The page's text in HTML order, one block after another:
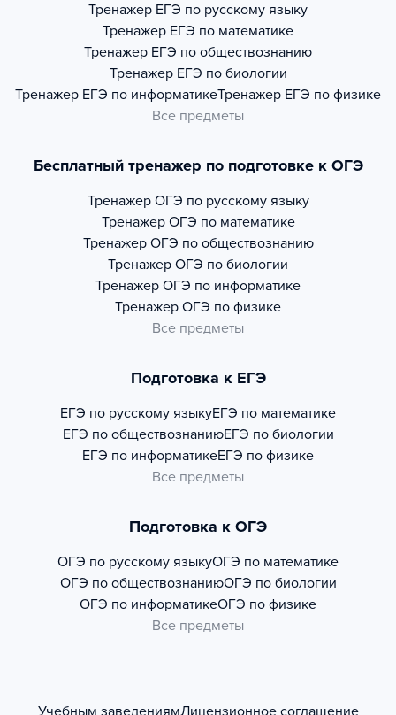
Тренажер ЕГЭ по русскому языку
Тренажер ЕГЭ по математике
Тренажер ЕГЭ по обществознанию
Тренажер ЕГЭ по биологии
Тренажер ЕГЭ по информатикеТренажер ЕГЭ по физике
Все предметы
Бесплатный тренажер по подготовке к ОГЭ
Тренажер ОГЭ по русскому языку
Тренажер ОГЭ по математике
Тренажер ОГЭ по обществознанию
Тренажер ОГЭ по биологии
Тренажер ОГЭ по информатике
Тренажер ОГЭ по физике
Все предметы
Подготовка к ЕГЭ
ЕГЭ по русскому языкуЕГЭ по математике
ЕГЭ по обществознаниюЕГЭ по биологии
ЕГЭ по информатикеЕГЭ по физике
Все предметы
Подготовка к ОГЭ
ОГЭ по русскому языкуОГЭ по математике
ОГЭ по обществознаниюОГЭ по биологии
ОГЭ по информатикеОГЭ по физике
Все предметы